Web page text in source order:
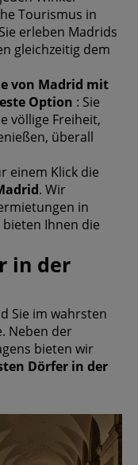
Tourismus in
erleben Madrids
gleichzeitig dem
von Madrid mit
Option : Sie
völlige Freiheit,
überall
einem Klick die
. Wir
in
Ihnen die
in der
Sie im wahrsten
Neben der
bieten wir
Dörfer in der